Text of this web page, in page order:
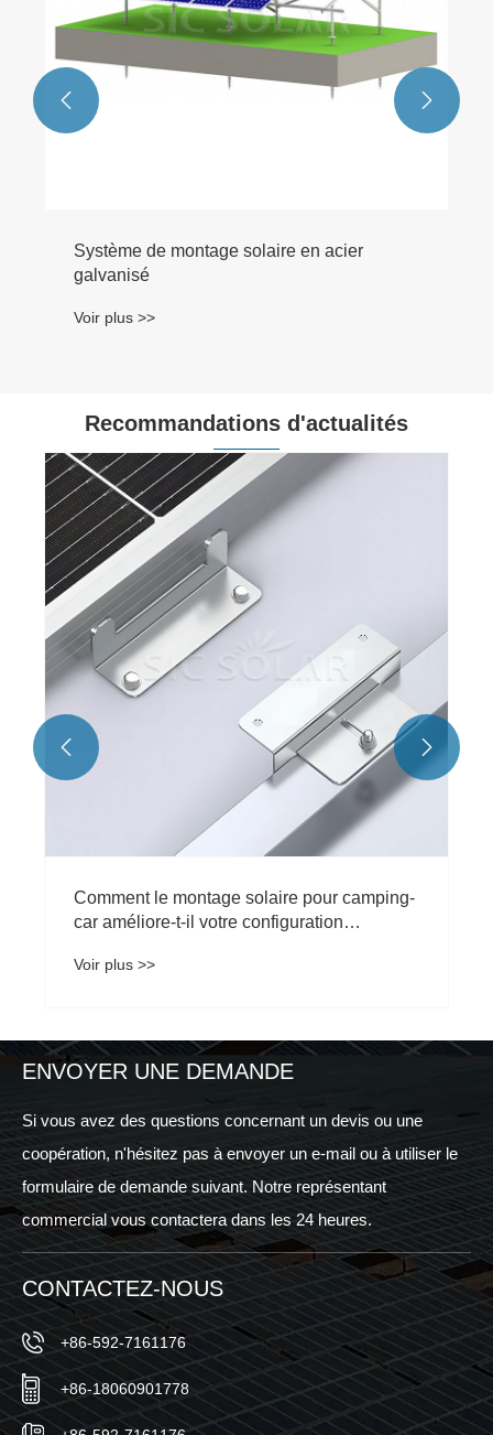
 
Recommandations d'actualités
SIC Solar vous souhaite un Joyeux Noël et
une Bonne Année
Voir plus >>
 
ENVOYER UNE DEMANDE
Si vous avez des questions concernant un devis ou une
coopération, n'hésitez pas à envoyer un e-mail ou à utiliser le
formulaire de demande suivant. Notre représentant
commercial vous contactera dans les 24 heures.
CONTACTEZ-NOUS
+86-592-7161176
+86-18060901778